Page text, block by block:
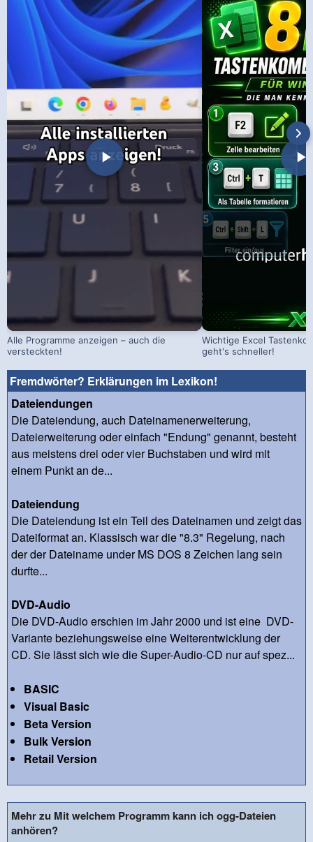
Alle Programme anzeigen – auch die
versteckten!
Wichtige Excel
geht's schneller!
Fremdwörter? Erklärungen im Lexikon!
Dateiendungen
Die Dateiendung, auch Dateinamenerweiterung,
Dateierweiterung oder einfach "Endung" genannt, besteht
aus meistens drei oder vier Buchstaben und wird mit
einem Punkt an de...
Dateiendung
Die Dateiendung ist ein Teil des Dateinamen und zeigt das
Dateiformat an. Klassisch war die "8.3" Regelung, nach
der der Dateiname under MS DOS 8 Zeichen lang sein
durfte...
DVD-Audio
Die DVD-Audio erschien im Jahr 2000 und ist eine DVD-
Variante beziehungsweise eine Weiterentwicklung der
CD. Sie lässt sich wie die Super-Audio-CD nur auf spez...
BASIC
Visual Basic
Beta Version
Bulk Version
Retail Version
Mehr zu Mit welchem Programm kann ich ogg-Dateien
anhören?